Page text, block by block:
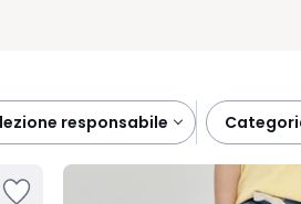
responsabile